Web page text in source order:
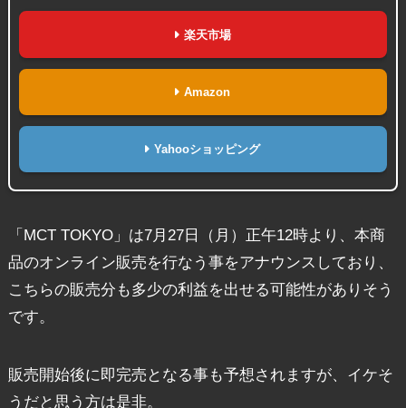
楽天市場
Amazon
Yahooショッピング
「MCT TOKYO」は7月27日（月）正午12時より、本商
品のオンライン販売を行なう事をアナウンスしており、
こちらの販売分も多少の利益を出せる可能性がありそう
です。
販売開始後に即完売となる事も予想されますが、イケそ
うだと思う方は是非。